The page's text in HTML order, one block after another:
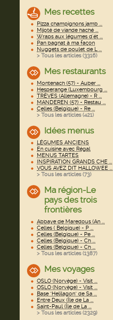
Mes recettes
Pizza champignons jamb ...
Mijoté de viande haché ...
Wraps aux légumes d'ét ...
Pan bagnat à ma façon
Nuggets de poulet de L ...
> Tous les articles (3316)
Mes restaurants
Montenach (57) - Auber ...
Hesperange (Luxembourg ...
TRÈVES (Allemagne) - R ...
MANDEREN (57) - Restau ...
Celles (Belgique) - Re ...
> Tous les articles (421)
Idées menus
LÉGUMES ANCIENS
En cuisine avec Régal
MENUS TARTES
INSPIRATION GRANDS CHE ...
VOUS AVEZ DIT HALLOWEE ...
> Tous les articles (73)
Ma région-Le
pays des trois
frontières
Abbaye de Maredous (An ...
Celles ( Belgique) - P ...
Celles (Belgique) - Pe ...
Celles (Belgique) - Ch ...
Celles (Belgique) - Ch ...
> Tous les articles (1387)
Mes voyages
OSLO (Norvège) - Visit ...
OSLO (Norvège) - Visit ...
Base "Helilagon" de Sa ...
Entre Deux (Île de La ...
Saint-Paul (Île de La ...
> Tous les articles (2329)